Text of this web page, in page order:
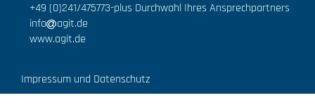
+49 (0)241/475773-plus Durchwahl Ihres Ansprechpartners
info
agit.de
www.agit.de
Impressum und Datenschutz